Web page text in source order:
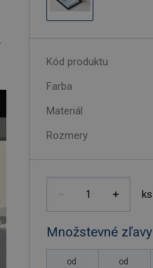
Kód produktu
Farba
Materiál
Rozmery
ks
Množstevné zľavy
od
od